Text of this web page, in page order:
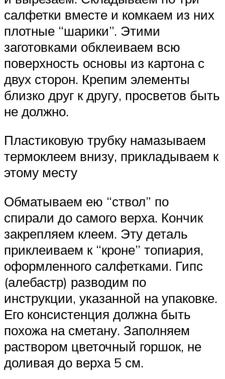
салфетки вместе и комкаем из них
плотные “шарики”. Этими
заготовками обклеиваем всю
поверхность основы из картона с
двух сторон. Крепим элементы
близко друг к другу, просветов быть
не должно.
Пластиковую трубку намазываем
термоклеем внизу, прикладываем к
этому месту
Обматываем ею “ствол” по
спирали до самого верха. Кончик
закрепляем клеем. Эту деталь
приклеиваем к “кроне” топиария,
оформленного салфетками. Гипс
(алебастр) разводим по
инструкции, указанной на упаковке.
Его консистенция должна быть
похожа на сметану. Заполняем
раствором цветочный горшок, не
доливая до верха 5 см.